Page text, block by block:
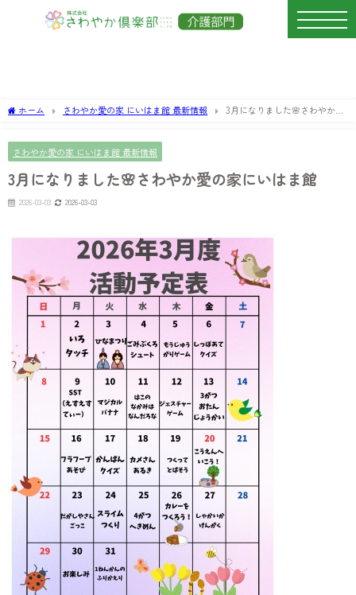
ホーム さわやか愛の家 にいはま館 最新情報
3月になりました🌸さわやか愛
さわやか愛の家 にいはま館 最新情報
3月になりました🌸さわやか愛の家にいはま館
2026-03-03 2026-03-03